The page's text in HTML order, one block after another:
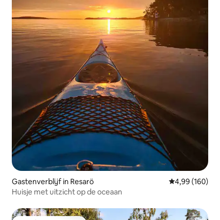
Gastenverblijf in Resarö Gemiddelde
4,99 (160)
Huisje met uitzicht op de oceaan